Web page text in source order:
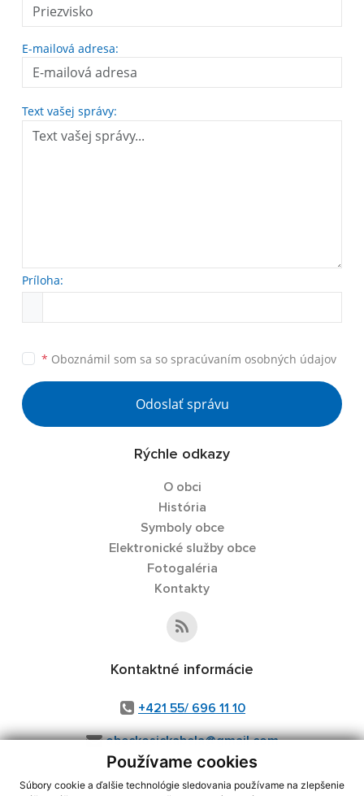
Používame cookies
Súbory cookie a ďalšie technológie sledovania používame na zlepšenie
E-mailová adresa:
Text vašej správy:
Príloha:
* Oboznámil som sa so spracúvaním osobných údajov
Odoslať správu
Rýchle odkazy
O obci
História
Symboly obce
Elektronické služby obce
Fotogaléria
Kontakty
Kontaktné informácie
+421 55/ 696 11 10
obeckosickabela@gmail.com